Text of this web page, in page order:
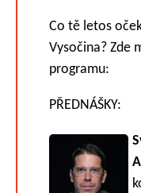
Co tě letos
Vysočina? Zde
programu:
PŘEDNÁŠKY: